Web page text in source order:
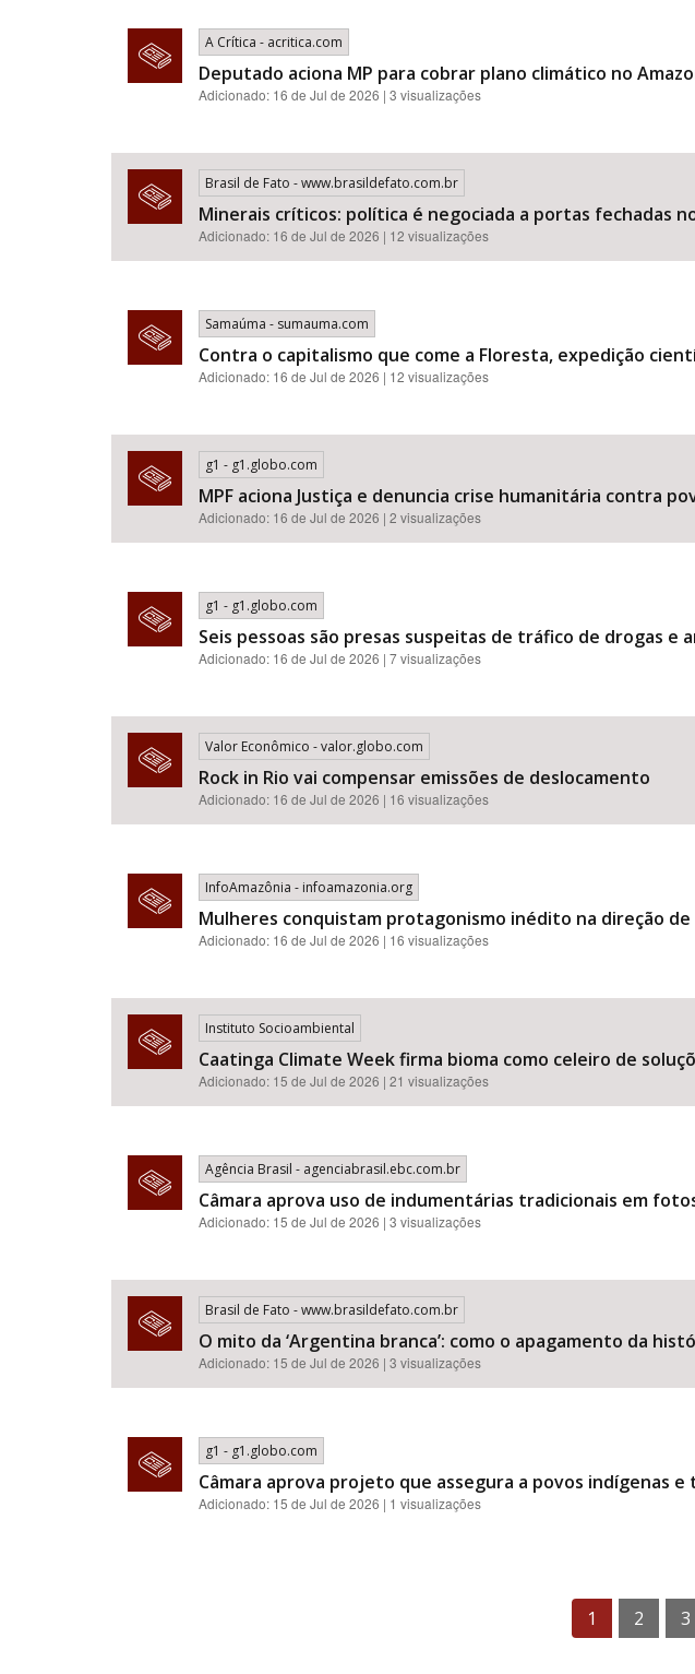
A Crítica - acritica.com
Deputado aciona MP para cobrar plano climático no
Adicionado: 16 de Jul de 2026 | 3 visualizações
Brasil de Fato - www.brasildefato.com.br
Minerais críticos: política é negociada a portas fechadas
Adicionado: 16 de Jul de 2026 | 12 visualizações
Samaúma - sumauma.com
Contra o capitalismo que come a Floresta, expedição
Adicionado: 16 de Jul de 2026 | 12 visualizações
g1 - g1.globo.com
MPF aciona Justiça e denuncia crise humanitária contra
Adicionado: 16 de Jul de 2026 | 2 visualizações
g1 - g1.globo.com
Seis pessoas são presas suspeitas de tráfico de drogas e
Adicionado: 16 de Jul de 2026 | 7 visualizações
Valor Econômico - valor.globo.com
Rock in Rio vai compensar emissões de deslocamento
Adicionado: 16 de Jul de 2026 | 16 visualizações
InfoAmazônia - infoamazonia.org
Mulheres conquistam protagonismo inédito na direção de
Adicionado: 16 de Jul de 2026 | 16 visualizações
Instituto Socioambiental
Caatinga Climate Week firma bioma como celeiro de
Adicionado: 15 de Jul de 2026 | 21 visualizações
Agência Brasil - agenciabrasil.ebc.com.br
Câmara aprova uso de indumentárias tradicionais em
Adicionado: 15 de Jul de 2026 | 3 visualizações
Brasil de Fato - www.brasildefato.com.br
O mito da ‘Argentina branca’: como o apagamento da
Adicionado: 15 de Jul de 2026 | 3 visualizações
g1 - g1.globo.com
Câmara aprova projeto que assegura a povos indígenas
Adicionado: 15 de Jul de 2026 | 1 visualizações
1 2 3